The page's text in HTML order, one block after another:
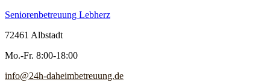
Seniorenbetreuung Lebherz
72461 Albstadt
Mo.-Fr. 8:00-18:00
info@24h-daheimbetreuung.de